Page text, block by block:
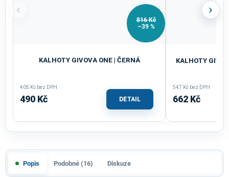
‹
816 Kč
–39 %
KALHOTY GIVOVA ONE | ČERNÁ
405 Kč bez DPH
490 Kč DETAIL
KALHOTY
547 Kč bez DPH
662 Kč
›
Popis Podobné (16) Diskuze